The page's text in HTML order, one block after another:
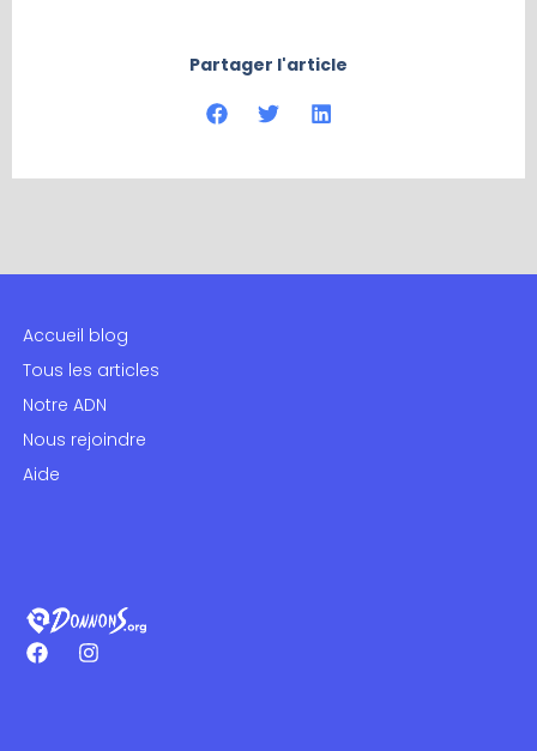
Partager l'article
Accueil blog
Tous les articles
Notre ADN
Nous rejoindre
Aide